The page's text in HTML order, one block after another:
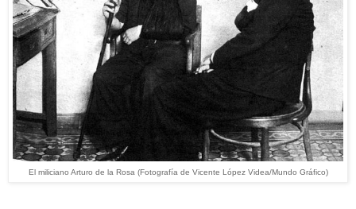
El miliciano Arturo de la Rosa (Fotografía de Vicente López Videa/Mundo Gráfico)